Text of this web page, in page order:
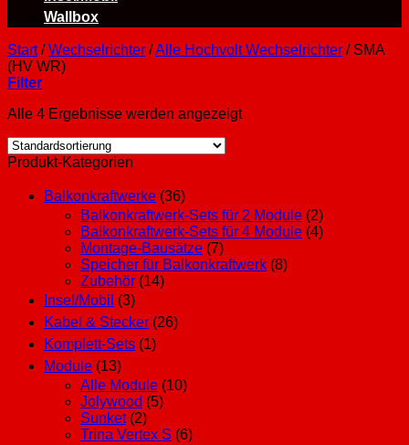
Wallbox
Start / Wechselrichter /Alle Hochvolt Wechselrichter /SMA
(HV WR)
Filter
Alle 4 Ergebnisse werden angezeigt
Produkt-Kategorien
Balkonkraftwerke (36)
Balkonkraftwerk-Sets für 2 Module (2)
Balkonkraftwerk-Sets für 4 Module (4)
Montage-Bausätze (7)
Speicher für Balkonkraftwerk (8)
Zubehör (14)
Insel/Mobil (3)
Kabel & Stecker (26)
Komplett-Sets (1)
Module (13)
Alle Module (10)
Jolywood (5)
Sunket (2)
Trina Vertex S (6)